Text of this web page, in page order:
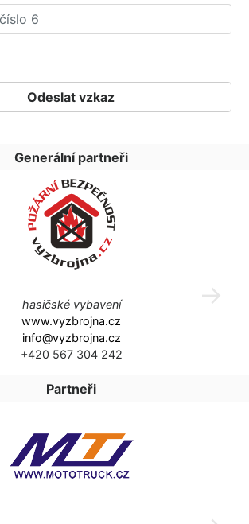
Generální partneři
hasičské vybavení
www.vyzbrojna.cz
info@vyzbrojna.cz
+420 567 304 242
Partneři